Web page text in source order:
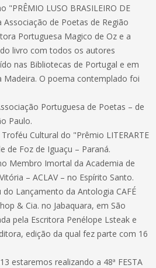
"PRÊMIO LUSO BRASILEIRO DE
Associação de Poetas de Região
Portuguesa Magico de Oz e a
livro com todos os autores
nas Bibliotecas de Portugal e em
Madeira. O poema contemplado foi
Portuguesa de Poetas – de
Paulo.
Cultural do "Prêmio LITERARTE
de Foz de Iguaçu – Paraná.
Membro Imortal da Academia de
– ACLAV – no Espírito Santo.
do Lançamento da Antologia CAFÉ
& Cia. no Jabaquara, em São
pela Escritora Penélope Lsteak e
edição da qual fez parte com 16
estaremos realizando a 48ª FESTA